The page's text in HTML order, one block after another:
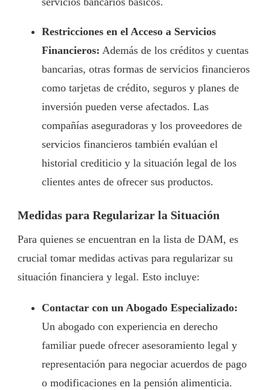
Restricciones en el Acceso a Servicios
Financieros: Además de los créditos y cuentas
bancarias, otras formas de servicios financieros
como tarjetas de crédito, seguros y planes de
inversión pueden verse afectados. Las
compañías aseguradoras y los proveedores de
servicios financieros también evalúan el
historial crediticio y la situación legal de los
clientes antes de ofrecer sus productos.
Medidas para Regularizar la Situación
Para quienes se encuentran en la lista de DAM, es
crucial tomar medidas activas para regularizar su
situación financiera y legal. Esto incluye:
Contactar con un Abogado Especializado:
Un abogado con experiencia en derecho
familiar puede ofrecer asesoramiento legal y
representación para negociar acuerdos de pago
o modificaciones en la pensión alimenticia.